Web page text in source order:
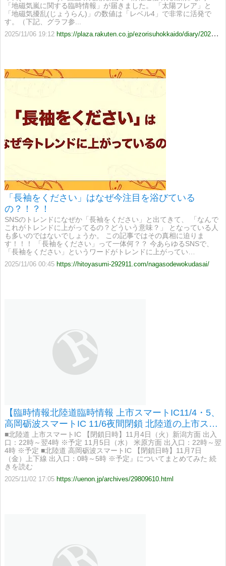
「地磁気嵐に関する臨時情報」が届きました。 「太陽フレア」と
「地磁気擾乱(じょうらん)」の数値は「レベル4」で非常に活発で
す。（下記、グラフ参...
2025/11/06 19:12 https://plaza.rakuten.co.jp/ezorisuhokkaido/diary/202511060001/
「長袖をください」はなぜ今注目を浴びている
の？！？！
SNSのトレンドになぜか「長袖をください」と出てきて、 「なんで
これがトレンドに上がってるの？どういう意味？」 となっている人
も多いのではないでしょうか。 この記事ではその真相に迫りま
す！！！ 「長袖をください」って一体何？？ 今あらゆるSNSで、
「長袖をください」というワードがトレンドに上がってい…
2025/11/06 00:45 https://hitoyasumi-292911.com/nagasodewokudasai/
【臨時情報北陸道臨時情報 上市スマートIC11/4・5、
高岡砺波スマートIC 11/6夜間閉鎖 北陸道の上市スマ
ートICおよび高岡砺波スマートICにおいて、ETC設
備点検のため 】
■北陸道 上市スマートIC 【閉鎖日時】11月4日（火）新潟方面 出入
口：22時～翌4時 ※予定 11月5日（水） 米原方面 出入口：22時～翌
4時 ※予定 ■北陸道 高岡砺波スマートIC 【閉鎖日時】11月7日
（金）上下線 出入口：0時～5時 ※予定』についてまとめてみた 続
きを読む
2025/11/02 17:05 https://uenon.jp/archives/29809610.html